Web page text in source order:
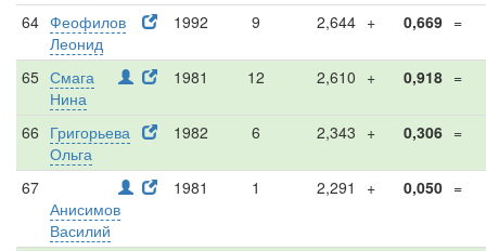
64 Феофилов
Леонид
1992 9 2,644 + 0,669 =
65 Смага
Нина
1981 12 2,610 + 0,918 =
66 Григорьева
Ольга
1982 6 2,343 + 0,306 =
67
Анисимов
Василий
1981 1 2,291 + 0,050 =